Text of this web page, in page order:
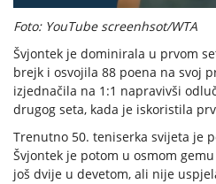
Foto: YouTube screenhsot/WTA
Švjontek je dominirala u prvom
brejk i osvojila 88 poena na svoj
izjednačila na 1:1 napravivši
drugog seta, kada je iskoristila
Trenutno 50. teniserka svijeta je
Švjontek je potom u osmom
još dvije u devetom, ali nije